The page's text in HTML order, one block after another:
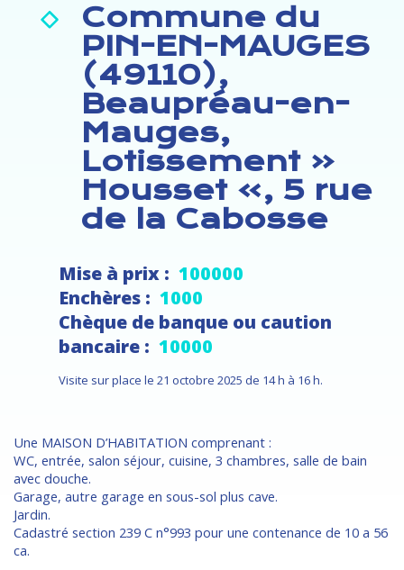
Commune du
PIN-EN-MAUGES
(49110),
Beaupréau-en-
Mauges,
Lotissement «
Housset », 5 rue
de la Cabosse
Mise à prix : 100000
Enchères : 1000
Chèque de banque ou caution
bancaire : 10000
Visite sur place le 21 octobre 2025 de 14 h à 16 h.
Une MAISON D’HABITATION comprenant :
WC, entrée, salon séjour, cuisine, 3 chambres, salle de bain
avec douche.
Garage, autre garage en sous-sol plus cave.
Jardin.
Cadastré section 239 C n°993 pour une contenance de 10 a 56
ca.